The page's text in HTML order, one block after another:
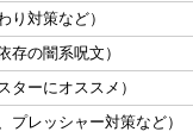
り対策など）
存の闇系呪文）
ターにオススメ）
プレッシャー対策など）